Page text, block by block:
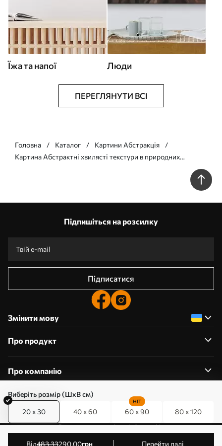
Виберіть розмір (ШхВ см)
20 x 30 40 x 60 60 x 90
HIT
80 x 120
від483.33290.00грн Перейти далі
Їжа та напої Люди
ПЕРЕГЛЯНУТИ ВСІ
Головна Каталог
Картини Абстракція
Картина Абстрактні хвилясті текстури в природних
відтінках, зокрема теракота, бежевий та коричневий Арт.
Підпишіться на розсилку
Підписатися
Змінити мову
Про продукт
Про компанію
0800357223
Редагування дозволів на файли cookie
© 2011-2026 Art-holst. Усі права захищені. Власник: